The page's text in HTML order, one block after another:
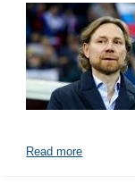
Read more